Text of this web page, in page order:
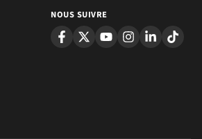
NOUS SUIVRE